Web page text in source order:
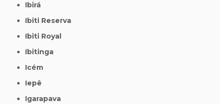
Ibirá
Ibiti Reserva
Ibiti Royal
Ibitinga
Icém
Iepê
Igarapava